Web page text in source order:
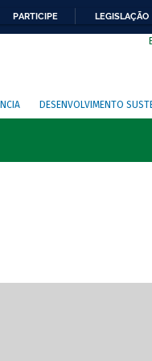
PARTICIPE LEGISLAÇÃO
DESENVOLVIMENTO
de